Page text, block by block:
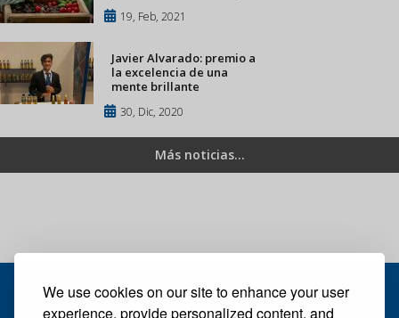
We use cookies on our site to enhance your user
experience, provide personalized content, and
19, Feb, 2021
Javier Alvarado: premio a
la excelencia de una
mente brillante
30, Dic, 2020
Más noticias...